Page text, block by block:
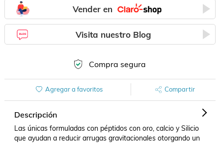
Vender en
Visita nuestro Blog
Compra segura
Agregar a favoritos Compartir
Descripción
Las únicas formuladas con péptidos con oro, calcio y Silicio
que ayudan a reducir arrugas gravitacionales otorgando un